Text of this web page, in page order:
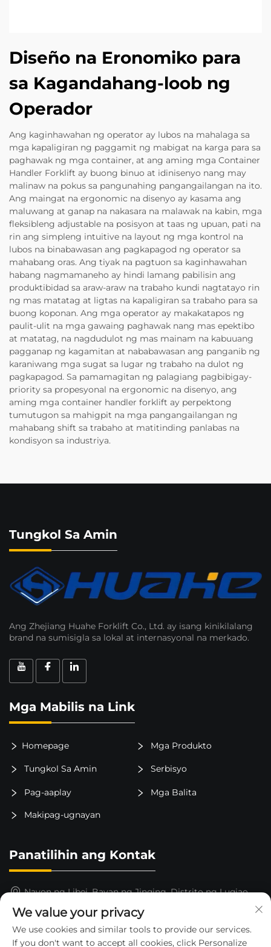
Diseño na Eronomiko para
sa Kagandahang-loob ng
Operador
Ang kaginhawahan ng operator ay lubos na mahalaga sa
mga kapaligiran ng paggamit ng mabigat na karga para sa
paghawak ng mga container, at ang aming mga Container
Handler Forklift ay buong binuo at idinisenyo nang may
malinaw na pokus sa pangunahing pangangailangan na ito.
Ang maingat na ergonomic na disenyo ay kasama ang
maluwang at ganap na nakasara na malawak na kabin, mga
fleksibleng adjustable na posisyon at taas ng upuan, pati na
rin ang simpleng intuitive na layout ng mga kontrol na
lubos na binabawasan ang pagkapagod ng operator sa
mahabang oras. Ang tiyak na pagtuon sa kaginhawahan
habang nagmamaneho ay hindi lamang pabilisin ang
produktibidad sa araw-araw na trabaho kundi nagtatayo rin
ng mas matatag at ligtas na kapaligiran sa trabaho para sa
buong koponan. Ang mga operator ay makakatapos ng
paulit-ulit na mga gawaing paghawak nang mas epektibo
at matatag, na nagdudulot ng mas mainam na kabuuang
pagganap ng kagamitan at nababawasan ang panganib ng
karaniwang mga sugat sa lugar ng trabaho na dulot ng
pagkapagod. Sa pamamagitan ng palagiang pagbibigay-
priority sa propesyonal na ergonomic na disenyo, ang
aming mga container handler forklift ay perpektong
tumutugon sa mahigpit na mga pangangailangan ng
mahabang shift sa trabaho at matitinding panlabas na
kondisyon sa industriya.
Tungkol Sa Amin
Ang Zhejiang Huahe Forklift Co., Ltd. ay isang kinikilalang
brand na sumisigla sa lokal at internasyonal na merkado.
Mga Mabilis na Link
Homepage Mga Produkto
Tungkol Sa Amin Serbisyo
Pag-aaplay Mga Balita
Makipag-ugnayan
Panatilihin ang Kontak
Nayon ng Libei, Bayan ng Jinqing, Distrito ng Luqiao,
15325652000
We value your privacy
We use cookies and similar tools to provide our services.
If you don't want to accept all cookies, click Personalize